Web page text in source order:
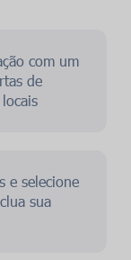
com um
de
e selecione
sua